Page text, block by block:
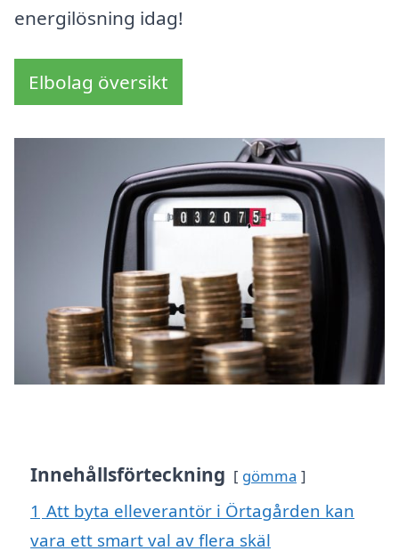
energilösning idag!
Elbolag översikt
Innehållsförteckning gömma
1 Att byta elleverantör i Örtagården kan
vara ett smart val av flera skäl